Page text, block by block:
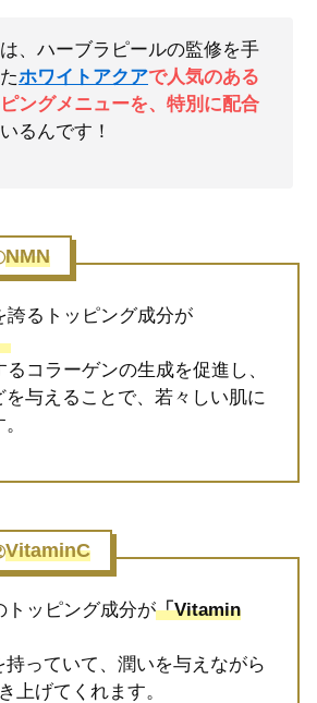
、ハーブラピールの監修を手
ホワイトアクアで人気のある
ピングメニューを、特別に配合
るんです！
NMN
誇るトッピング成分が
コラーゲンの生成を促進し、
与えることで、若々しい肌に
VitaminC
トッピング成分が「Vitamin
っていて、潤いを与えながら
上げてくれます。